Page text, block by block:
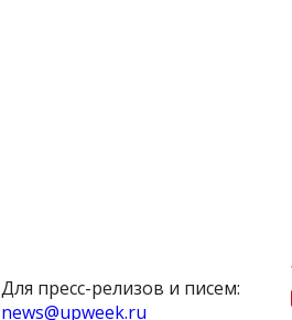
Для пресс-релизов и писем:
news@upweek.ru